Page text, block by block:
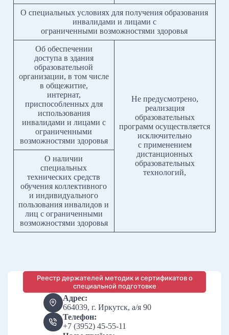
О специальных условиях для получения образования
инвалидами и лицами с
ограниченными возможностями здоровья
Об обеспечении
доступа в здания
образовательной
организации, в том числе
в общежитие,
интернат,
приспособленных для
использования
инвалидами и лицами с
ограниченными
возможностями здоровья
Не предусмотрено,
реализация
образовательных
программ осуществляется
исключительно
с применением
дистанционных
образовательных
технологий,
О наличии
специальных
технических средств
обучения коллективного
и индивидуального
пользования инвалидов и
лиц с ограниченными
возможностями здоровья
Реестр держателей методик и сертификатов о
специальной подготовке
Адрес:
664039, г. Иркутск, а/я 90
Телефон:
+7 (3952) 45-55-11